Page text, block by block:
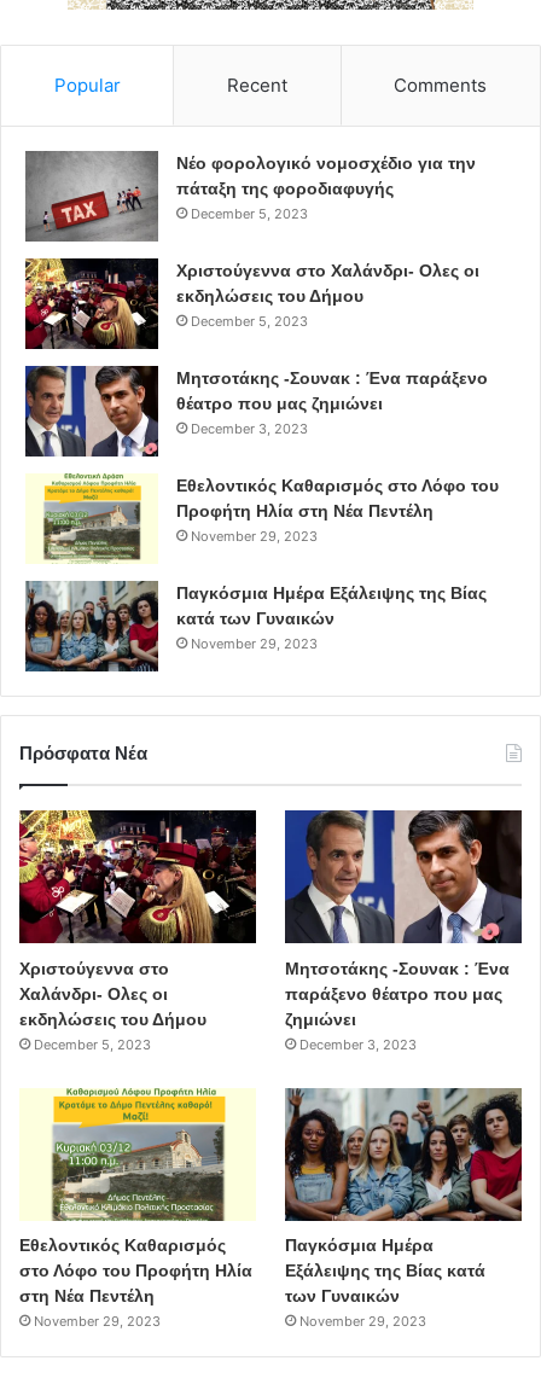
των συμβάσεών τους.
Βασίλης Ζορμπάς παιδικοί σταθμοί
συμβάσεις
Popular Recent Comments
Νέο φορολογικό νομοσχέδιο για την
πάταξη της φοροδιαφυγής
December 5, 2023
Χριστούγεννα στο Χαλάνδρι- Ολες οι
εκδηλώσεις του Δήμου
December 5, 2023
Μητσοτάκης -Σουνακ : Ένα παράξενο
θέατρο που μας ζημιώνει
December 3, 2023
Εθελοντικός Καθαρισμός στο Λόφο του
Προφήτη Ηλία στη Νέα Πεντέλη
November 29, 2023
Παγκόσμια Ημέρα Εξάλειψης της Βίας
κατά των Γυναικών
November 29, 2023
Πρόσφατα Νέα
Χριστούγεννα στο
Χαλάνδρι- Ολες οι
εκδηλώσεις του Δήμου
December 5, 2023
Μητσοτάκης -Σουνακ : Ένα
παράξενο θέατρο που μας
ζημιώνει
December 3, 2023
Εθελοντικός Καθαρισμός
στο Λόφο του Προφήτη Ηλία
στη Νέα Πεντέλη
November 29, 2023
Παγκόσμια Ημέρα
Εξάλειψης της Βίας κατά
των Γυναικών
November 29, 2023